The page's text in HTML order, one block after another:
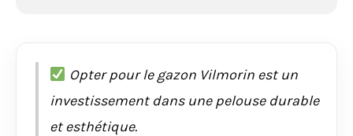
Opter pour le gazon Vilmorin est un
investissement dans une pelouse durable
et esthétique.